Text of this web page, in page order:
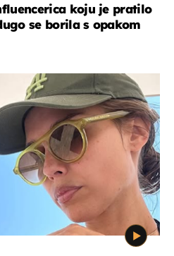
koju je pratilo
se borila s opakom